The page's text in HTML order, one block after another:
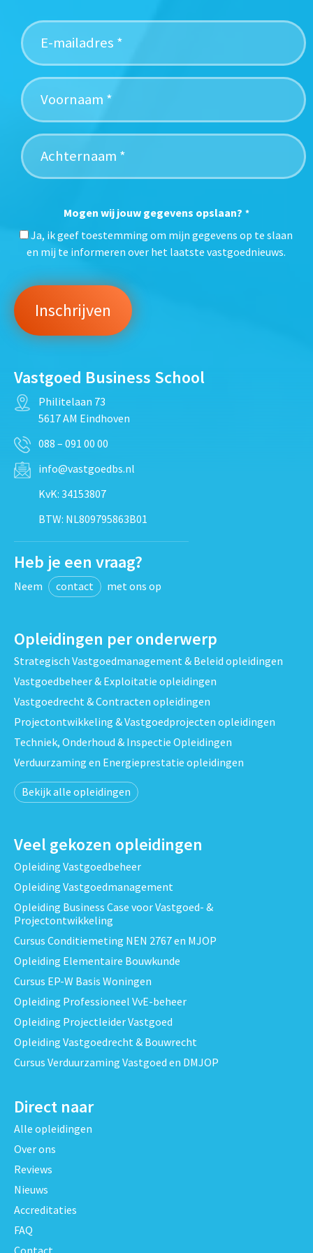
Mogen wij jouw gegevens opslaan? *
Ja, ik geef toestemming om mijn gegevens op te slaan
en mij te informeren over het laatste vastgoednieuws.
Vastgoed Business School
Philitelaan 73
5617 AM Eindhoven
088 – 091 00 00
info@vastgoedbs.nl
KvK: 34153807
BTW: NL809795863B01
Heb je een vraag?
Neem contact met ons op
Opleidingen per onderwerp
Strategisch Vastgoedmanagement & Beleid opleidingen
Vastgoedbeheer & Exploitatie opleidingen
Vastgoedrecht & Contracten opleidingen
Projectontwikkeling & Vastgoedprojecten opleidingen
Techniek, Onderhoud & Inspectie Opleidingen
Verduurzaming en Energieprestatie opleidingen
Bekijk alle opleidingen
Veel gekozen opleidingen
Opleiding Vastgoedbeheer
Opleiding Vastgoedmanagement
Opleiding Business Case voor Vastgoed- &
Projectontwikkeling
Cursus Conditiemeting NEN 2767 en MJOP
Opleiding Elementaire Bouwkunde
Cursus EP-W Basis Woningen
Opleiding Professioneel VvE-beheer
Opleiding Projectleider Vastgoed
Opleiding Vastgoedrecht & Bouwrecht
Cursus Verduurzaming Vastgoed en DMJOP
Direct naar
Alle opleidingen
Over ons
Reviews
Nieuws
Accreditaties
FAQ